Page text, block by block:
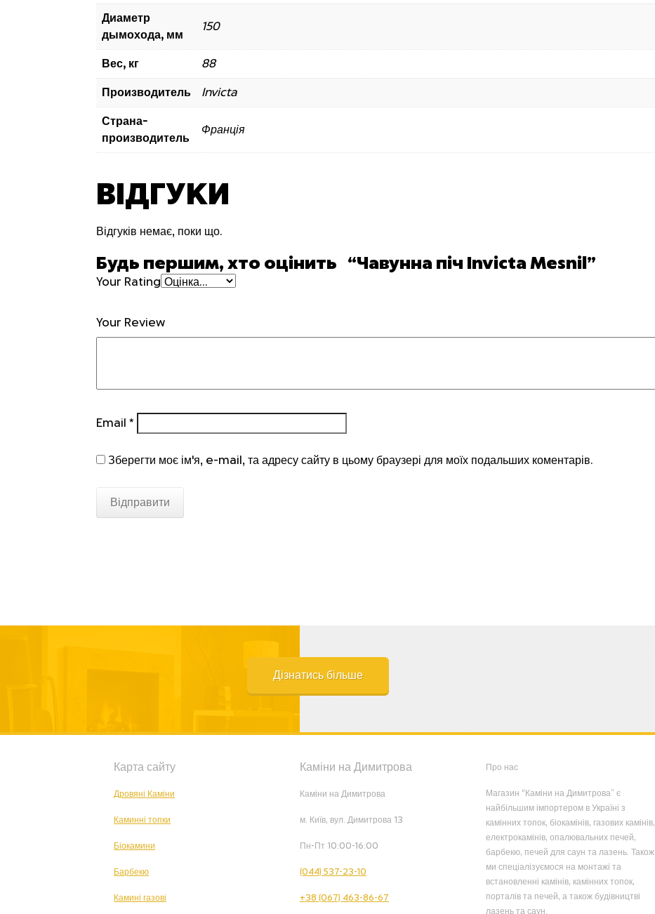
Диаметр
дымохода, мм
150
Вес, кг 88
Производитель Invicta
Страна-
производитель
Франція
ВІДГУКИ
Відгуків немає, поки що.
Будь першим, хто оцінить “Чавунна піч Invicta Mesnil”
Your Rating
Your Review
Email *
Зберегти моє ім'я, e-mail, та адресу сайту в цьому браузері для моїх подальших коментарів.
Дізнатись більше
Карта сайту
Дровяні Каміни
Каминні топки
Біокамини
Барбекю
Камині газові
Каміни на Димитрова
Каміни на Димитрова
м. Київ, вул. Димитрова 13
Пн-Пт 10:00-16:00
(044) 537-23-10
+38 (067) 463-86-67
Про нас
Магазин “Каміни на Димитрова” є
найбільшим імпортером в Україні з
камінних топок, біокамінів, газових камінів,
електрокамінів, опалювальних печей,
барбекю, печей для саун та лазень. Також
ми спеціалізуємося на монтажі та
встановленні камінів, камінних топок,
порталів та печей, а також будівництві
лазень та саун.